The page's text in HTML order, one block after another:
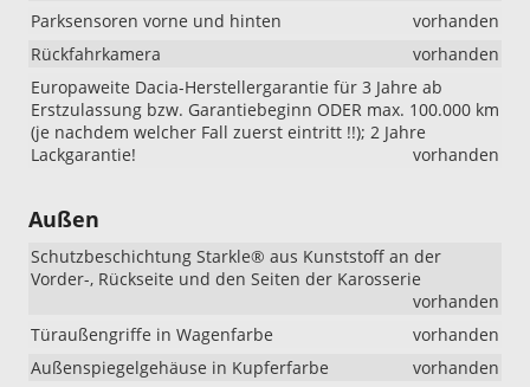
Parksensoren vorne und hinten
vorhanden
Rückfahrkamera
vorhanden
Europaweite Dacia-Herstellergarantie für 3 Jahre ab
Erstzulassung bzw. Garantiebeginn ODER max. 100.000 km
(je nachdem welcher Fall zuerst eintritt !!); 2 Jahre
Lackgarantie!
vorhanden
Außen
Schutzbeschichtung Starkle® aus Kunststoff an der
Vorder-, Rückseite und den Seiten der Karosserie
vorhanden
Türaußengriffe in Wagenfarbe
vorhanden
Außenspiegelgehäuse in Kupferfarbe
vorhanden